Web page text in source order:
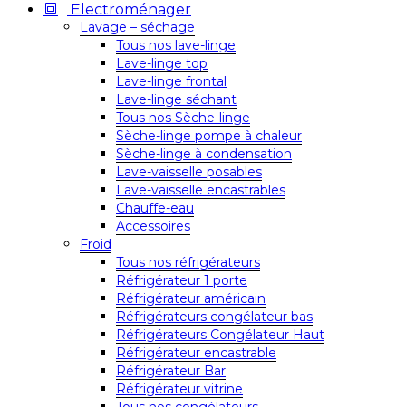
Electroménager
Lavage – séchage
Tous nos lave-linge
Lave-linge top
Lave-linge frontal
Lave-linge séchant
Tous nos Sèche-linge
Sèche-linge pompe à chaleur
Sèche-linge à condensation
Lave-vaisselle posables
Lave-vaisselle encastrables
Chauffe-eau
Accessoires
Froid
Tous nos réfrigérateurs
Réfrigérateur 1 porte
Réfrigérateur américain
Réfrigérateurs congélateur bas
Réfrigérateurs Congélateur Haut
Réfrigérateur encastrable
Réfrigérateur Bar
Réfrigérateur vitrine